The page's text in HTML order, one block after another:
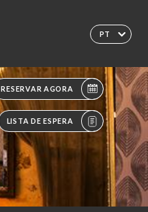
PT
RESERVAR AGORA
LISTA DE ESPERA